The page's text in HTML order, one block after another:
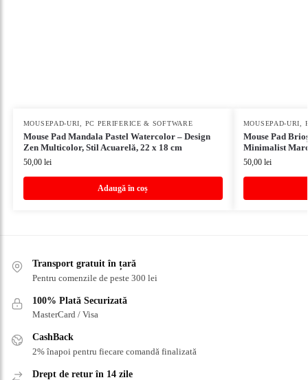
MOUSEPAD-URI, PC PERIFERICE & SOFTWARE
Mouse Pad Mandala Pastel Watercolor – Design
Zen Multicolor, Stil Acuarelă, 22 x 18 cm
50,00 lei
Adaugă în coș
MOUSEPAD-URI,
Mouse Pad
Minimalist
50,00 lei
Transport gratuit în țară
Pentru comenzile de peste 300 lei
100% Plată Securizată
MasterCard / Visa
CashBack
2% înapoi pentru fiecare comandă finalizată
Drept de retur în 14 zile